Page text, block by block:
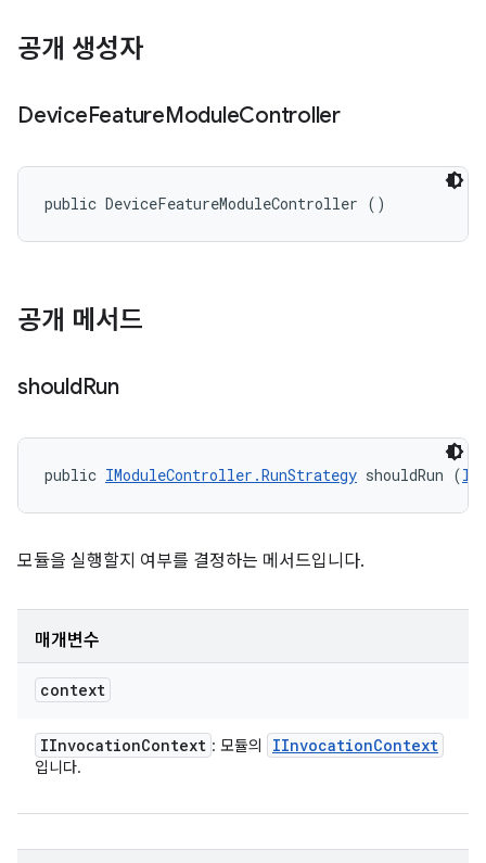
공개 생성자
DeviceFeatureModuleController
public DeviceFeatureModuleController ()
공개 메서드
shouldRun
public IModuleController.RunStrategy shouldRun (
모듈을 실행할지 여부를 결정하는 메서드입니다.
매개변수
context
IInvocationContext : 모듈의 IInvocationContext
입니다.